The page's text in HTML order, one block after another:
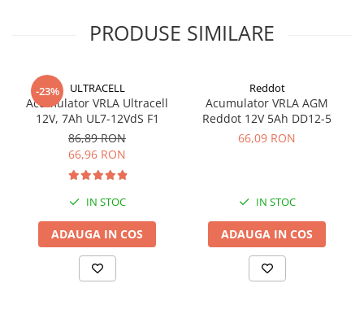
Racire/Incalzire
Diverse
Electrice
Intrerupatoare si prize
Dulapuri pentru cablare
structurata
Tablouri electrice
Lumina (Becuri si Lanterne)
Laptop & PC accesorii, baterii,
cabluri USB, prelungitoare USB
PRODUSE SIMILARE
-23% ULTRACELL
Acumulator VRLA Ultracell
12V, 7Ah UL7-12VdS F1
86,89 RON
66,96 RON
IN STOC
ADAUGA IN COS
Reddot
Acumulator VRLA AGM
Reddot 12V 5Ah DD12-5
66,09 RON
IN STOC
ADAUGA IN COS